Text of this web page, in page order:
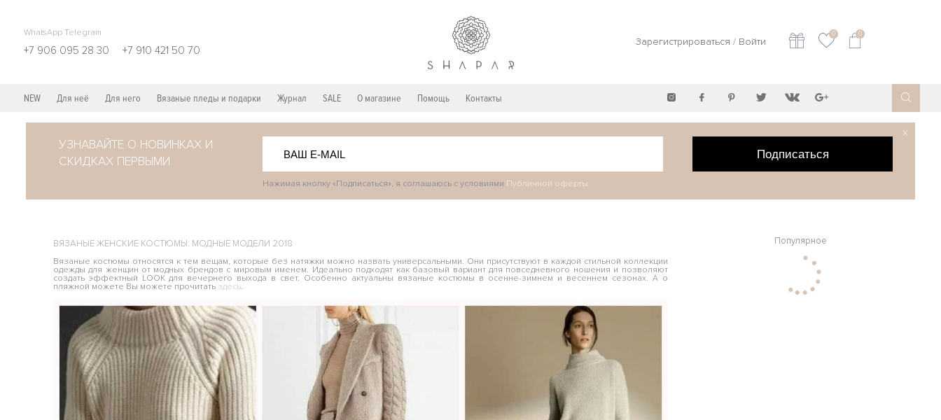
WhatsApp Telegram
+7 906 095 28 30 +7 910 421 50 70
Зарегистрироваться / Войти
0 0
NEW Для неё Для него Вязаные пледы и подарки Журнал SALE О магазине Помощь Контакты
УЗНАВАЙТЕ О НОВИНКАХ И
СКИДКАХ ПЕРВЫМИ
Подписаться
X
Нажимая кнопку «Подписаться», я соглашаюсь с условиями Публичной оферты
ВЯЗАНЫЕ ЖЕНСКИЕ КОСТЮМЫ: МОДНЫЕ МОДЕЛИ 2018
Вязаные костюмы относятся к тем вещам, которые без натяжки можно назвать универсальными. Они присутствуют в каждой стильной коллекции
одежды для женщин от модных брендов с мировым именем. Идеально подходят как базовый вариант для повседневного ношения и позволяют
создать эффектный LOOK для вечернего выхода в свет. Особенно актуальны вязаные костюмы в осенне-зимнем и весеннем сезонах. А о
пляжной можете Вы можете прочитать здесь.
Популярное